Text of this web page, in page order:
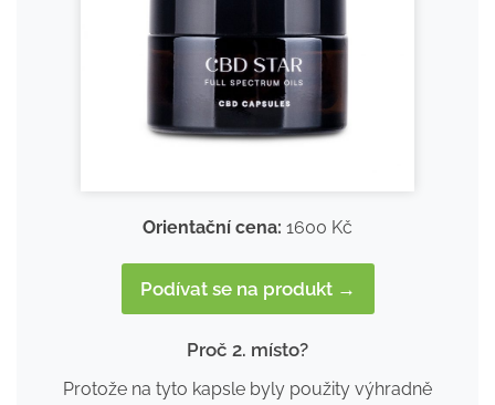
Orientační cena: 1600 Kč
Podívat se na produkt →
Proč 2. místo?
Protože na tyto kapsle byly použity výhradně